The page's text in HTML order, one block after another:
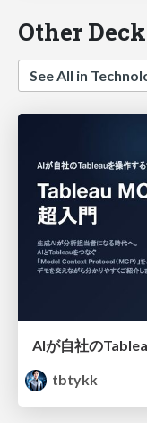
Other
See All in
tbtykk